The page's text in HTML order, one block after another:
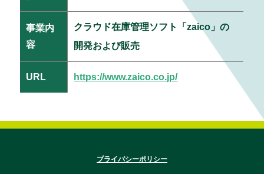
事業内
容
クラウド在庫管理ソフト「zaico」の
開発および販売
URL https://www.zaico.co.jp/
プライバシーポリシー